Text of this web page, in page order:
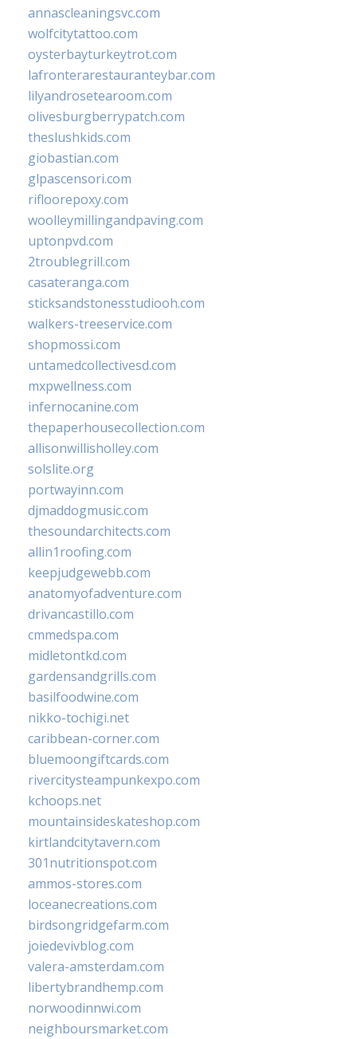
annascleaningsvc.com
wolfcitytattoo.com
oysterbayturkeytrot.com
lafronterarestauranteybar.com
lilyandrosetearoom.com
olivesburgberrypatch.com
theslushkids.com
giobastian.com
glpascensori.com
rifloorepoxy.com
woolleymillingandpaving.com
uptonpvd.com
2troublegrill.com
casateranga.com
sticksandstonesstudiooh.com
walkers-treeservice.com
shopmossi.com
untamedcollectivesd.com
mxpwellness.com
infernocanine.com
thepaperhousecollection.com
allisonwillisholley.com
solslite.org
portwayinn.com
djmaddogmusic.com
thesoundarchitects.com
allin1roofing.com
keepjudgewebb.com
anatomyofadventure.com
drivancastillo.com
cmmedspa.com
midletontkd.com
gardensandgrills.com
basilfoodwine.com
nikko-tochigi.net
caribbean-corner.com
bluemoongiftcards.com
rivercitysteampunkexpo.com
kchoops.net
mountainsideskateshop.com
kirtlandcitytavern.com
301nutritionspot.com
ammos-stores.com
loceanecreations.com
birdsongridgefarm.com
joiedevivblog.com
valera-amsterdam.com
libertybrandhemp.com
norwoodinnwi.com
neighboursmarket.com